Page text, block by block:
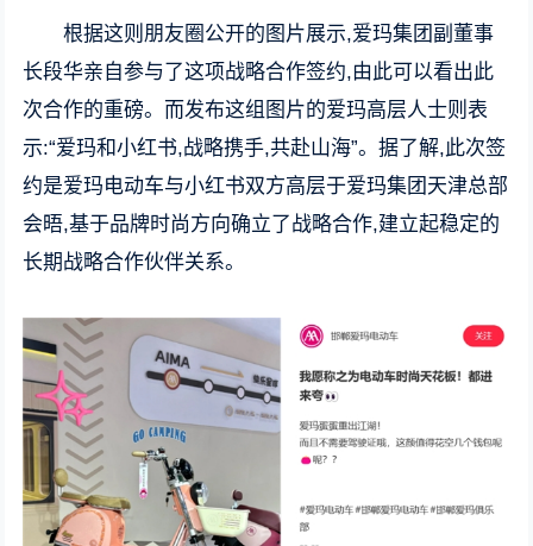
根据这则朋友圈公开的图片展示,爱玛集团副董事
长段华亲自参与了这项战略合作签约,由此可以看出此
次合作的重磅。而发布这组图片的爱玛高层人士则表
示:“爱玛和小红书,战略携手,共赴山海”。据了解,此次签
约是爱玛电动车与小红书双方高层于爱玛集团天津总部
会晤,基于品牌时尚方向确立了战略合作,建立起稳定的
长期战略合作伙伴关系。